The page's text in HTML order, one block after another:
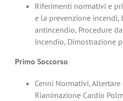
Riferimenti normativi e
e la prevenzione incendi,
antincendio, Procedure
incendio, Dimostrazione
Primo Soccorso
Cenni Normativi,
Rianimazione Cardio